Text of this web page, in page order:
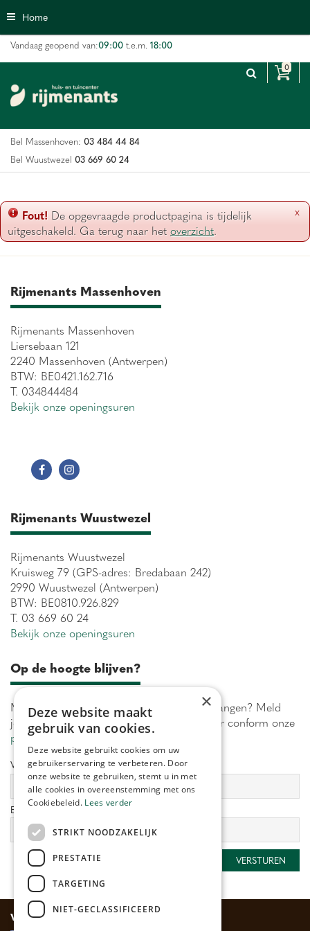
n
n
n
Home
Vandaag geopend van:09:00 t.e.m. 18:00
Bel Massenhoven: 03 484 44 84
Bel Wuustwezel 03 669 60 24
x
Fout! De opgevraagde productpagina is tijdelijk
uitgeschakeld. Ga terug naar het overzicht.
Rijmenants Massenhoven
Rijmenants Massenhoven
Liersebaan 121
2240 Massenhoven (Antwerpen)
BTW: BE0421.162.716
T. 034844484
Bekijk onze openingsuren
Rijmenants Wuustwezel
Rijmenants Wuustwezel
Kruisweg 79 (GPS-adres: Bredabaan 242)
2990 Wuustwezel (Antwerpen)
BTW: BE0810.926.829
T. 03 669 60 24
Bekijk onze openingsuren
Op de hoogte blijven?
Maximaal 1 keer per week onze acties ontvangen? Meld
je aan! Wij verwerken jouw gegevens secuur conform onze
privacy policy.
Voornaam: Achternaam:
E-mailadres:
Veilig betalen
×
Deze website maakt
gebruik van cookies.
Deze website gebruikt cookies om uw
gebruikerservaring te verbeteren. Door
onze website te gebruiken, stemt u in met
alle cookies in overeenstemming met ons
Cookiebeleid. Lees verder
STRIKT NOODZAKELIJK
PRESTATIE
TARGETING
NIET-GECLASSIFICEERD